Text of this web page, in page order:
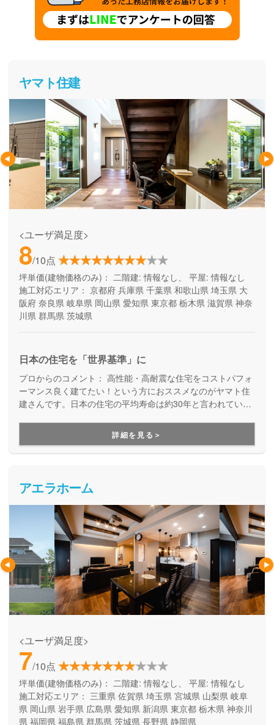
ヤマト住建
<ユーザ満足度>
8/10点
坪単価(建物価格のみ)： 二階建: 情報なし、 平屋: 情報なし
施工対応エリア： 京都府 兵庫県 千葉県 和歌山県 埼玉県 大
阪府 奈良県 岐阜県 岡山県 愛知県 東京都 栃木県 滋賀県 神奈
川県 群馬県 茨城県
日本の住宅を「世界基準」に
プロからのコメント： 高性能・高耐震な住宅をコストパフォ
ーマンス良く建てたい！という方におススメなのがヤマト住
建さんです。日本の住宅の平均寿命は約30年と言われていま
詳細を見る＞
アエラホーム
<ユーザ満足度>
7/10点
坪単価(建物価格のみ)： 二階建: 情報なし、 平屋: 情報なし
施工対応エリア： 三重県 佐賀県 埼玉県 宮城県 山梨県 岐阜
県 岡山県 岩手県 広島県 愛知県 新潟県 東京都 栃木県 神奈川
県 福岡県 福島県 群馬県 茨城県 長野県 静岡県